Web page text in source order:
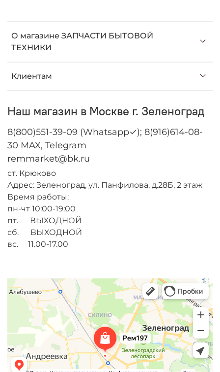
О магазине ЗАПЧАСТИ БЫТОВОЙ
ТЕХНИКИ
Клиентам
Наш магазин в Москве г. Зеленоград
8(800)551-39-09 (Whatsapp✓); 8(916)614-08-
30 MAX, Telegram
remmarket@bk.ru
ст. Крюково
Адрес: Зеленоград, ул. Панфилова, д.28Б, 2 этаж
Время работы:
пн-чт 10:00-19:00
пт. ВЫХОДНОЙ
сб. ВЫХОДНОЙ
вс. 11.00-17.00